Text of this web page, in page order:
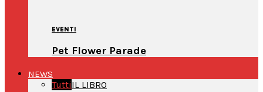
EVENTI
Pet Flower Parade
NEWS
TuttiIL LIBRO